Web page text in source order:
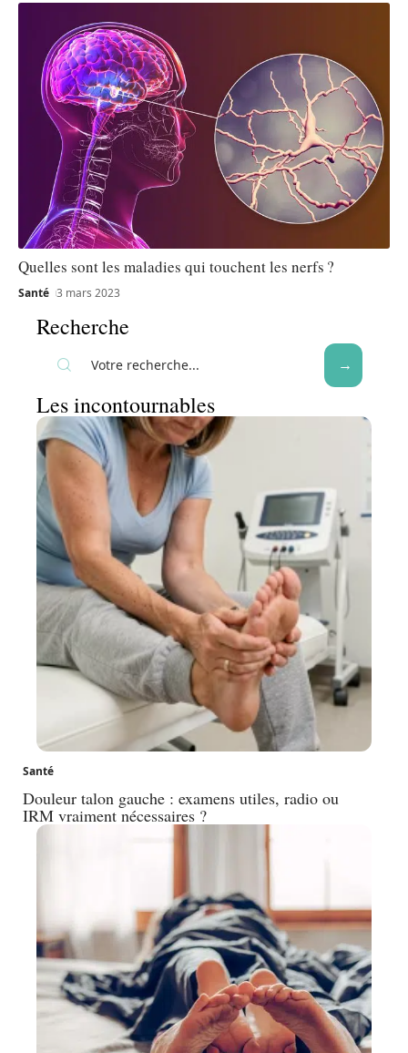
Quelles sont les maladies qui touchent les nerfs ?
Santé 3 mars 2023
Recherche
Les incontournables
Santé
Douleur talon gauche : examens utiles, radio ou
IRM vraiment nécessaires ?